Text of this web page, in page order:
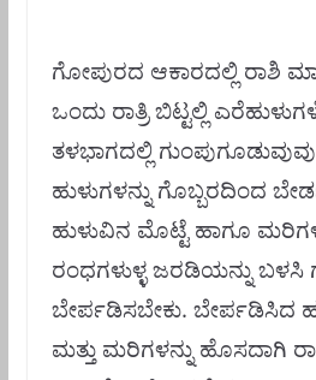
ಗೋಪುರದ ಆಕಾರದಲ್ಲಿ ರಾಶಿ
ಒಂದು ರಾತ್ರಿ ಬಿಟ್ಟಲ್ಲಿ
ತಳಭಾಗದಲ್ಲಿ
ಹುಳುಗಳನ್ನು ಗೊಬ್ಬರದಿಂದ
ಹುಳುವಿನ ಮೊಟ್ಟೆ ಹಾಗೂ
ರಂಧಗಳುಳ್ಳ ಜರಡಿಯನ್ನು ಬಳಸಿ
ಬೇರ್ಪಡಿಸಬೇಕು. ಬೇರ್ಪಡಿಸಿದ
ಮತ್ತು ಮರಿಗಳನ್ನು ಹೊಸದಾಗಿ